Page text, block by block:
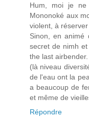
Hum, moi je ne
Mononoké aux
violent, à
Sinon, en animé
secret de nimh et
the last airbender.
(là niveau
de l'eau ont la
a beaucoup de
et même de
Répondre